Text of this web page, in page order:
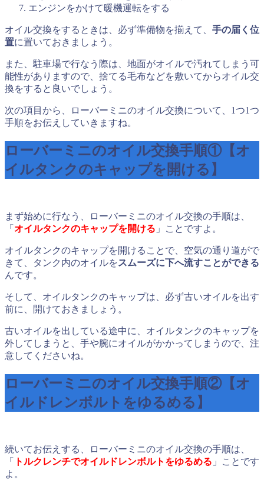
エンジンをかけて暖機運転をする
オイル交換をするときは、必ず準備物を揃えて、 手の届く位
置に置いておきましょう。
また、駐車場で行なう際は、地面がオイルで汚れてしまう可
能性がありますので、捨てる毛布などを敷いてからオイル交
換をすると良いでしょう。
次の項目から、ローバーミニのオイル交換について、1つ1つ
手順をお伝えしていきますね。
ローバーミニのオイル交換手順①【オ
イルタンクのキャップを開ける】
まず始めに行なう、ローバーミニのオイル交換の手順は、
「 オイルタンクのキャップを開ける 」ことですよ。
オイルタンクのキャップを開けることで、空気の通り道がで
きて、タンク内のオイルをスムーズに下へ流すことができる
んです。
そして、オイルタンクのキャップは、必ず古いオイルを出す
前に、開けておきましょう。
古いオイルを出している途中に、オイルタンクのキャップを
外してしまうと、手や腕にオイルがかかってしまうので、注
意してくださいね。
ローバーミニのオイル交換手順②【オ
イルドレンボルトをゆるめる】
続いてお伝えする、ローバーミニのオイル交換の手順は、
「
トルクレンチでオイルドレンボルトをゆるめる 」ことです
よ。